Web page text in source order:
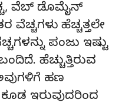
ವೆಬ್‌ ಡೊಮೈನ್‌
ವೆಚ್ಚಗಳು ಹೆಚ್ಚತ್ತಲೇ
ಪಂಜು ಇಷ್ಟು
ಹೆಚ್ಚುತ್ತಿರುವ
ಹಣ
ಇರುವುದರಿಂದ